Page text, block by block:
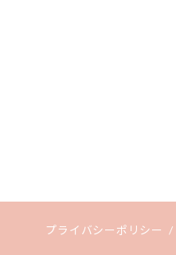
プライバシーポリシー /